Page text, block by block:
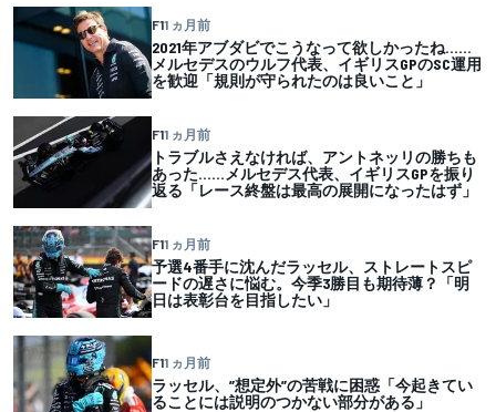
F11 ヵ月前
2021年アブダビでこうなって欲しかったね……
メルセデスのウルフ代表、イギリスGPのSC運用
を歓迎「規則が守られたのは良いこと」
F11 ヵ月前
トラブルさえなければ、アントネッリの勝ちも
あった……メルセデス代表、イギリスGPを振り
返る「レース終盤は最高の展開になったはず」
F11 ヵ月前
予選4番手に沈んだラッセル、ストレートスピ
ードの遅さに悩む。今季3勝目も期待薄？「明
日は表彰台を目指したい」
F11 ヵ月前
ラッセル、”想定外”の苦戦に困惑「今起きてい
ることには説明のつかない部分がある」